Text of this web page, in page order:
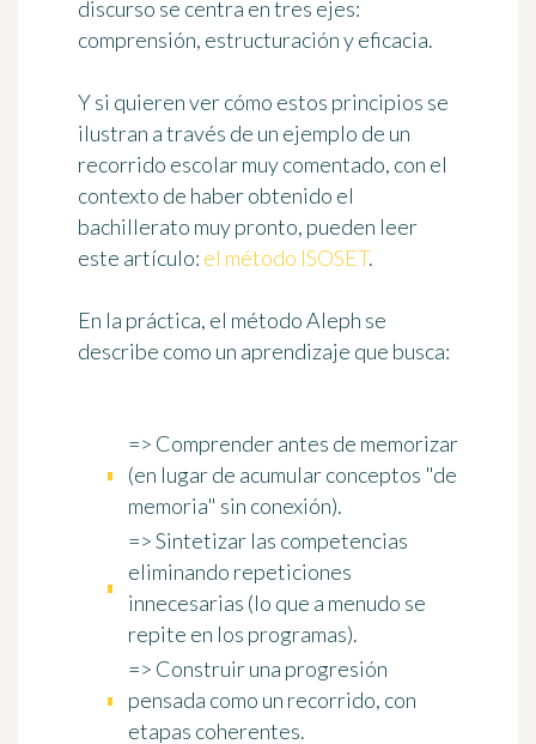
discurso se centra en tres ejes:
comprensión, estructuración y eficacia.
Y si quieren ver cómo estos principios se
ilustran a través de un ejemplo de un
recorrido escolar muy comentado, con el
contexto de haber obtenido el
bachillerato muy pronto, pueden leer
este artículo: el método ISOSET.
En la práctica, el método Aleph se
describe como un aprendizaje que busca:
=> Comprender antes de memorizar
(en lugar de acumular conceptos "de
memoria" sin conexión).
=>Sintetizar las competencias
eliminando repeticiones
innecesarias (lo que a menudo se
repite en los programas).
=> Construir una progresión
pensada como un recorrido, con
etapas coherentes.